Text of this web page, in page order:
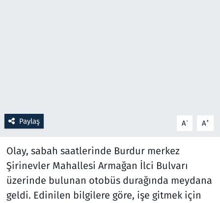
Paylaş A- A+
Olay, sabah saatlerinde Burdur merkez
Şirinevler Mahallesi Armağan İlci Bulvarı
üzerinde bulunan otobüs durağında meydana
geldi. Edinilen bilgilere göre, işe gitmek için
Televizyon